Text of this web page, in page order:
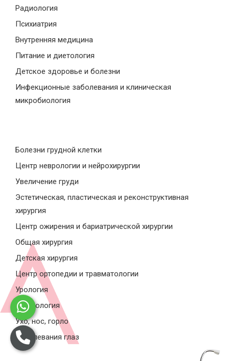
Радиология
Психиатрия
Внутренняя медицина
Питание и диетология
Детское здоровье и болезни
Инфекционные заболевания и клиническая
микробиология
Болезни грудной клетки
Центр неврологии и нейрохирургии
Увеличение груди
Эстетическая, пластическая и реконструктивная
хирургия
Центр ожирения и бариатрической хирургии
Общая хирургия
Детская хирургия
Центр ортопедии и травматологии
Урология
Гинекология
Ухо, нос, горло
Заболевания глаз